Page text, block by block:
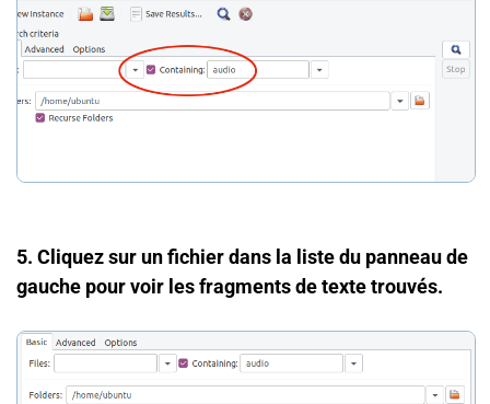
5. Cliquez sur un fichier dans la liste du panneau de
gauche pour voir les fragments de texte trouvés.